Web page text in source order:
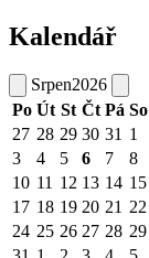
Kalendář
Srpen2026
Po Út St Čt Pá So
27 28 29 30 31 1
3
4 5 6 7 8
10 11 12 13 14 15
17 18 19 20 21 22
24 25 26 27 28 29